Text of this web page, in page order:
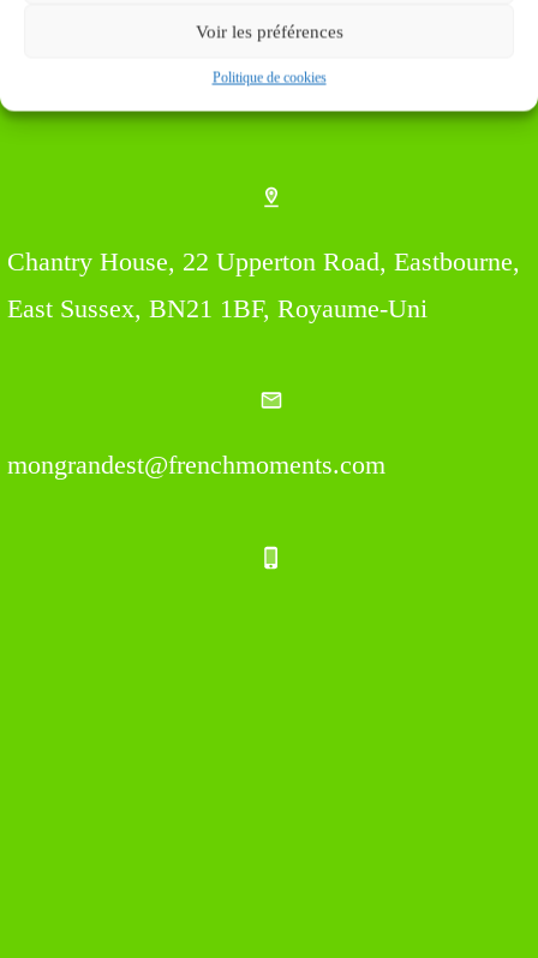
Voir les préférences
Politique de cookies
Chantry House, 22 Upperton Road, Eastbourne,
East Sussex, BN21 1BF, Royaume-Uni
mongrandest@frenchmoments.com